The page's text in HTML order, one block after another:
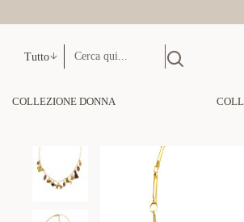
Tutto
COLLEZIONE DONNA